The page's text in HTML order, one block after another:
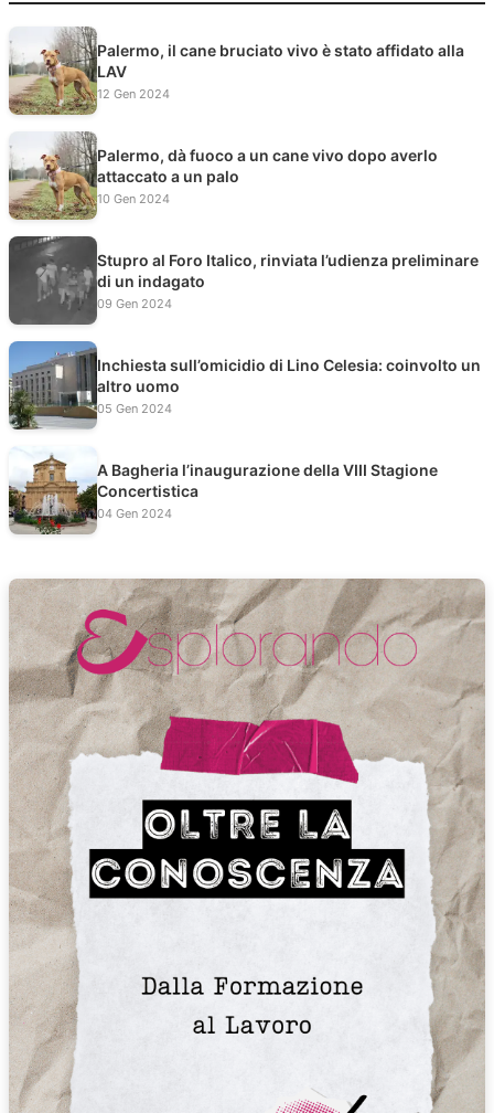
Palermo, il cane bruciato vivo è stato affidato alla
LAV
12 Gen 2024
Palermo, dà fuoco a un cane vivo dopo averlo
attaccato a un palo
10 Gen 2024
Stupro al Foro Italico, rinviata l’udienza preliminare
di un indagato
09 Gen 2024
Inchiesta sull’omicidio di Lino Celesia: coinvolto un
altro uomo
05 Gen 2024
A Bagheria l’inaugurazione della VIII Stagione
Concertistica
04 Gen 2024